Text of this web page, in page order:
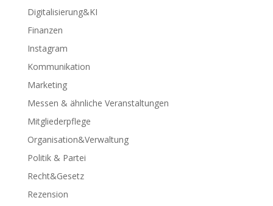
Digitalisierung&KI
Finanzen
Instagram
Kommunikation
Marketing
Messen & ähnliche Veranstaltungen
Mitgliederpflege
Organisation&Verwaltung
Politik & Partei
Recht&Gesetz
Rezension